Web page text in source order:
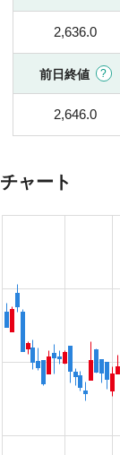
2,636.0
前日終値
2,646.0
チャート